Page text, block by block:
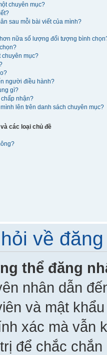
chuyên mục?
sau mỗi bài viết của mình?
nữa số lượng đối tượng bình
chuyên mục?
người điều hành?
gì?
nhận?
lên trên danh sách chuyên mục?
các loại chủ đề
về
thể đăng
nhân dẫn
và mật
xác mà vẫn
để chắc